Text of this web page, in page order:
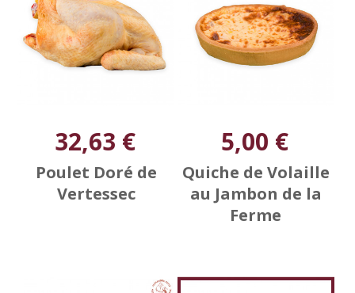
32,63 €
Poulet Doré de
Vertessec
5,00 €
Quiche de Volaille
au Jambon de la
Ferme